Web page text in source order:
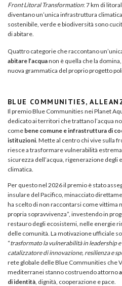
Front Litoral Transformation: 7 km di
diventano un’unica infrastruttura
sostenibile, verde e biodiversità sono
di abitare.
Quattro categorie che raccontano
abitare l’acquanon è quella che la
nuova grammatica del proprio progetto
BLUE COMMUNITIES,
Il premio Blue Communities nei Planet
dedicato ai territori che trattano l’acqua
come bene comune e infrastruttura di
istituzioni . Mette al centro chi vive sulla
riesce a trasformare vulnerabilità
sicurezza dell’acqua, rigenerazione degli
climatica.
Per questo nel 2026 il premio è stato
insulare del Pacifico, minacciato
ha scelto di non raccontarsi come vittima
propria sopravvivenza”, investendo in
restauro degli ecosistemi, nelle energie
delle comunità. La motivazione ufficiale
“trasformato la vulnerabilità in leadership
catalizzatore di innovazione, resilienza e
rete globale delle Blue Communities che
mediterranei stanno costruendo attorno
di identità , dignità, cooperazione e pace.